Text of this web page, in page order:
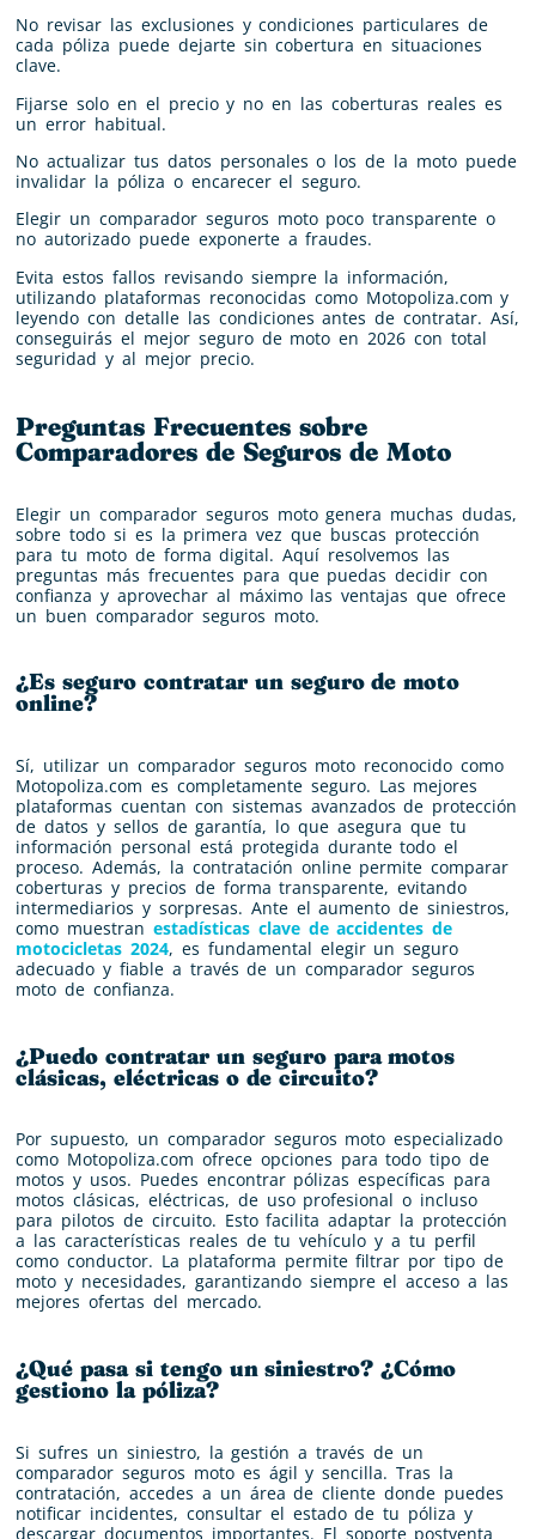
No revisar las exclusiones y condiciones particulares de
cada póliza puede dejarte sin cobertura en situaciones
clave.
Fijarse solo en el precio y no en las coberturas reales es
un error habitual.
No actualizar tus datos personales o los de la moto puede
invalidar la póliza o encarecer el seguro.
Elegir un comparador seguros moto poco transparente o
no autorizado puede exponerte a fraudes.
Evita estos fallos revisando siempre la información,
utilizando plataformas reconocidas como Motopoliza.com y
leyendo con detalle las condiciones antes de contratar. Así,
conseguirás el mejor seguro de moto en 2026 con total
seguridad y al mejor precio.
Preguntas Frecuentes sobre
Comparadores de Seguros de Moto
Elegir un comparador seguros moto genera muchas dudas,
sobre todo si es la primera vez que buscas protección
para tu moto de forma digital. Aquí resolvemos las
preguntas más frecuentes para que puedas decidir con
confianza y aprovechar al máximo las ventajas que ofrece
un buen comparador seguros moto.
¿Es seguro contratar un seguro de moto
online?
Sí, utilizar un comparador seguros moto reconocido como
Motopoliza.com es completamente seguro. Las mejores
plataformas cuentan con sistemas avanzados de protección
de datos y sellos de garantía, lo que asegura que tu
información personal está protegida durante todo el
proceso. Además, la contratación online permite comparar
coberturas y precios de forma transparente, evitando
intermediarios y sorpresas. Ante el aumento de siniestros,
como muestran estadísticas clave de accidentes de
motocicletas 2024, es fundamental elegir un seguro
adecuado y fiable a través de un comparador seguros
moto de confianza.
¿Puedo contratar un seguro para motos
clásicas, eléctricas o de circuito?
Por supuesto, un comparador seguros moto especializado
como Motopoliza.com ofrece opciones para todo tipo de
motos y usos. Puedes encontrar pólizas específicas para
motos clásicas, eléctricas, de uso profesional o incluso
para pilotos de circuito. Esto facilita adaptar la protección
a las características reales de tu vehículo y a tu perfil
como conductor. La plataforma permite filtrar por tipo de
moto y necesidades, garantizando siempre el acceso a las
mejores ofertas del mercado.
¿Qué pasa si tengo un siniestro? ¿Cómo
gestiono la póliza?
Si sufres un siniestro, la gestión a través de un
comparador seguros moto es ágil y sencilla. Tras la
contratación, accedes a un área de cliente donde puedes
notificar incidentes, consultar el estado de tu póliza y
descargar documentos importantes. El soporte postventa